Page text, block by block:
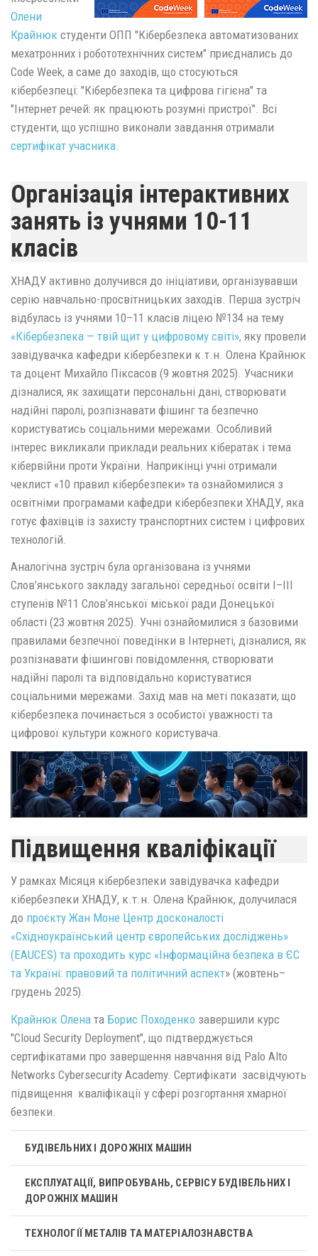
Олени
Крайнюк студенти ОПП "Кібербезпека автоматизованих
мехатронних і робототехнічних систем" приєднались до
Code Week, а саме до заходів, що стосуються
кібербезпеці: "Кібербезпека та цифрова гігієна" та
"Інтернет речей: як працюють розумні пристрої". Всі
студенти, що успішно виконали завдання отримали
сертифікат учасника
Організація інтерактивних
занять із учнями 10-11
класів
ХНАДУ активно долучився до ініціативи, організувавши
серію навчально-просвітницьких заходів. Перша зустріч
відбулась із учнями 10–11 класів ліцею №134 на тему
«Кібербезпека — твій щит у цифровому світі», яку провели
завідувачка кафедри кібербезпеки к.т.н. Олена Крайнюк
та доцент Михайло Піксасов (9 жовтня 2025). Учасники
дізналися, як захищати персональні дані, створювати
надійні паролі, розпізнавати фішинг та безпечно
користуватись соціальними мережами. Особливий
інтерес викликали приклади реальних кібератак і тема
кібервійни проти України. Наприкінці учні отримали
чеклист «10 правил кібербезпеки» та ознайомилися з
освітніми програмами кафедри кібербезпеки ХНАДУ, яка
готує фахівців із захисту транспортних систем і цифрових
технологій.
Аналогічна зустріч була організована із учнями
Слов’янського закладу загальної середньої освіти І–ІІІ
ступенів №11 Слов’янської міської ради Донецької
області (23 жовтня 2025). Учні ознайомилися з базовими
правилами безпечної поведінки в Інтернеті, дізналися, як
розпізнавати фішингові повідомлення, створювати
надійні паролі та відповідально користуватися
соціальними мережами. Захід мав на меті показати, що
кібербезпека починається з особистої уважності та
цифрової культури кожного користувача.
Підвищення кваліфікації
У рамках Місяця кібербезпеки завідувачка кафедри
кібербезпеки ХНАДУ, к.т.н. Олена Крайнюк, долучилася
до проєкту Жан Моне Центр досконалості
«Східноукраїнський центр європейських досліджень»
(EAUCES) та проходить курс «Інформаційна безпека в ЄС
та Україні: правовий та політичний аспект» (жовтень–
грудень 2025).
Крайнюк Олена та Борис Походенко завершили курс
"Cloud Security Deployment", що підтверджується
сертифікатами про завершення навчання від Palo Alto
Networks Cybersecurity Academy. Сертифікати засвідчують
підвищення кваліфікації у сфері розгортання хмарної
безпеки.
БУДІВЕЛЬНИХ І ДОРОЖНІХ МАШИН
ЕКСПЛУАТАЦІЇ, ВИПРОБУВАНЬ, СЕРВІСУ БУДІВЕЛЬНИХ І
ДОРОЖНІХ МАШИН
ТЕХНОЛОГІЇ МЕТАЛІВ ТА МАТЕРІАЛОЗНАВСТВА